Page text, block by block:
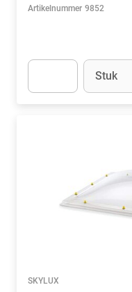
Artikelnummer 9852
Eenheid
Stuk
SKYLUX